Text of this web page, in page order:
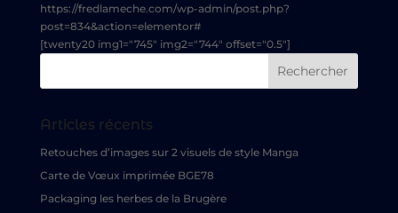
https://fredlameche.com/wp-admin/post.php?
post=834&action=elementor#
[twenty20 img1="745" img2="744" offset="0.5"]
Articles récents
Retouches d’images sur 2 visuels de style Manga
Carte de Vœux imprimée BGE78
Packaging les herbes de la Brugère